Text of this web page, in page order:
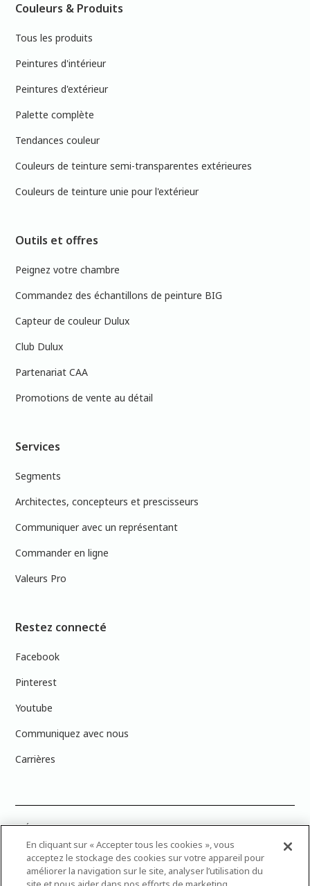
Couleurs & Produits
Tous les produits
Peintures d'intérieur
Peintures d'extérieur
Palette complète
Tendances couleur
Couleurs de teinture semi-transparentes extérieures
Couleurs de teinture unie pour l'extérieur
Outils et offres
Peignez votre chambre
Commandez des échantillons de peinture BIG
Capteur de couleur Dulux
Club Dulux
Partenariat CAA
Promotions de vente au détail
Services
Segments
Architectes, concepteurs et prescisseurs
Communiquer avec un représentant
Commander en ligne
Valeurs Pro
Restez connecté
Facebook
Pinterest
Youtube
Communiquez avec nous
Carrières
PRÉCISION DES COULEURS : Veuillez noter que les couleurs affichées à
l’écran peuvent ne pas correspondre exactement aux couleurs de
peinture réelles en raison des variations de calibration des écrans.
Vous pouvez apporter les numéros d’échantillons de couleur de
peinture dans votre magasin Dulux Peintures le plus proche afin de
En cliquant sur « Accepter tous les cookies », vous
acceptez le stockage des cookies sur votre appareil pour
améliorer la navigation sur le site, analyser l’utilisation du